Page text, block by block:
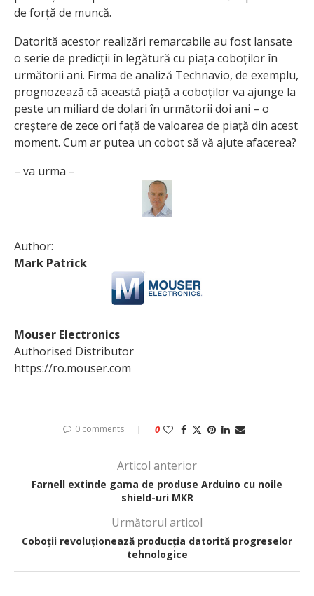
de forță de muncă.
Datorită acestor realizări remarcabile au fost lansate
o serie de predicții în legătură cu piața coboților în
următorii ani. Firma de analiză Technavio, de exemplu,
prognozează că această piață a coboților va ajunge la
peste un miliard de dolari în următorii doi ani – o
creștere de zece ori față de valoarea de piață din acest
moment. Cum ar putea un cobot să vă ajute afacerea?
– va urma –
Author:
Mark Patrick
Mouser Electronics
Authorised Distributor
https://ro.mouser.com
0 comments 0
Articol anterior
Farnell extinde gama de produse Arduino cu noile
shield-uri MKR
Următorul articol
Coboții revoluționează producția datorită progreselor
tehnologice